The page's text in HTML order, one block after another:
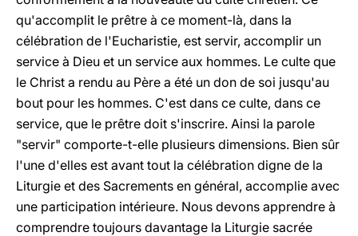
qu'accomplit le prêtre à ce moment-là, dans la
célébration de l'Eucharistie, est servir, accomplir un
service à Dieu et un service aux hommes. Le culte que
le Christ a rendu au Père a été un don de soi jusqu'au
bout pour les hommes. C'est dans ce culte, dans ce
service, que le prêtre doit s'inscrire. Ainsi la parole
"servir" comporte-t-elle plusieurs dimensions. Bien sûr
l'une d'elles est avant tout la célébration digne de la
Liturgie et des Sacrements en général, accomplie avec
une participation intérieure. Nous devons apprendre à
comprendre toujours davantage la Liturgie sacrée